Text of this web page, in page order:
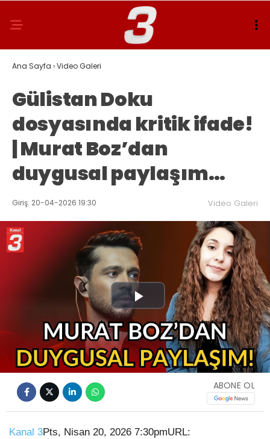
Ana Sayfa ›Video Galeri
Gülistan Doku
dosyasında kritik ifade!
| Murat Boz’dan
duygusal paylaşım…
Giriş: 20-04-2026 19:30 Video Galeri
Play
Video
ABONE OL
Kanal 3Pts, Nisan 20, 2026 7:30pmURL: